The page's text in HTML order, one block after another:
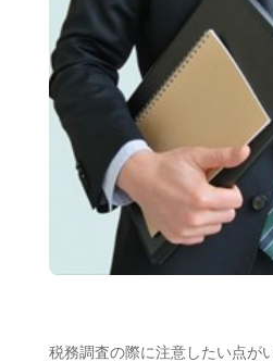
税務調査の際に注意したい点が